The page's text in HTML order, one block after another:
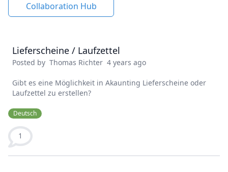
Collaboration Hub
Lieferscheine / Laufzettel
Posted by Thomas Richter 4 years ago
Gibt es eine Möglichkeit in Akaunting Lieferscheine oder
Laufzettel zu erstellen?
Deutsch
1